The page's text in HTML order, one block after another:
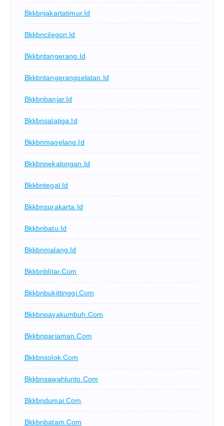
Bkkbnjakartatimur.id
Bkkbncilegon.id
Bkkbntangerang.id
Bkkbntangerangselatan.id
Bkkbnbanjar.id
Bkkbnsalatiga.id
Bkkbnmagelang.id
Bkkbnpekalongan.id
Bkkbntegal.id
Bkkbnsurakarta.id
Bkkbnbatu.id
Bkkbnmalang.id
Bkkbnblitar.com
Bkkbnbukittinggi.com
Bkkbnpayakumbuh.com
Bkkbnpariaman.com
Bkkbnsolok.com
Bkkbnsawahlunto.com
Bkkbndumai.com
Bkkbnbatam.com